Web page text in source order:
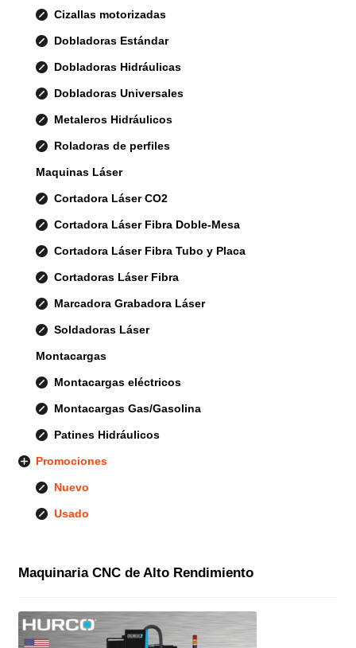
Cizallas motorizadas
Dobladoras Estándar
Dobladoras Hidráulicas
Dobladoras Universales
Metaleros Hidráulicos
Roladoras de perfiles
Maquinas Láser
Cortadora Láser CO2
Cortadora Láser Fibra Doble-Mesa
Cortadora Láser Fibra Tubo y Placa
Cortadoras Láser Fibra
Marcadora Grabadora Láser
Soldadoras Láser
Montacargas
Montacargas eléctricos
Montacargas Gas/Gasolina
Patines Hidráulicos
Promociones
Nuevo
Usado
Maquinaria CNC de Alto Rendimiento